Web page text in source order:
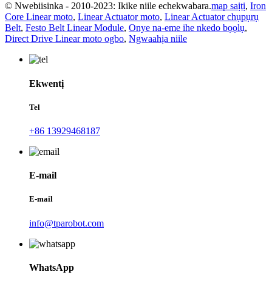
© Nwebiisinka - 2010-2023: Ikike niile echekwabara.map saịtị, Iron
Core Linear moto, Linear Actuator moto, Linear Actuator chụpụrụ
Belt, Festo Belt Linear Module, Onye na-eme ihe nkedo bọọlụ,
Direct Drive Linear moto ogbo, Ngwaahịa niile
Ekwentị
Tel
+86 13929468187
E-mail
E-mail
info@tparobot.com
WhatsApp